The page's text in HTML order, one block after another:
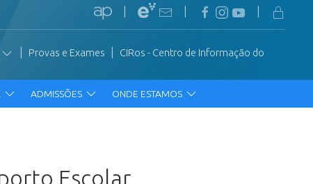
Provas e Exames
CIRos - Centro de Informação do
ADMISSÕES ONDE ESTAMOS
Escolar